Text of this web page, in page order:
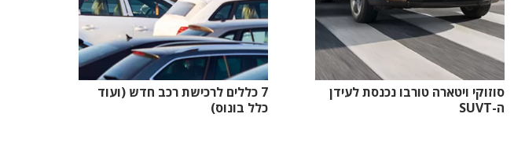
סוזוקי ויטארה טורבו נכנסת לעידן
ה-SUVT
עם עיצוב עדכני ומעודן, תא
נוסעים אלגנטי, מנועי 1.0
ו-1.4 ליטר טורבו, מפרט
גימור גבוה...
7 כללים לרכישת רכב חדש (ועוד
כלל בונוס)
עם מגוון הרכב העצום
בישראל, ההחלטה על קניית
רכב היא לא קלה. איך נדע
לנווט...